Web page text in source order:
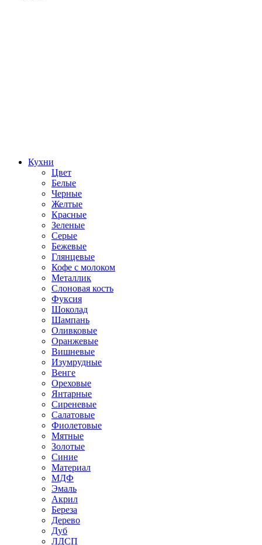
Кухни
Цвет
Белые
Черные
Желтые
Красные
Зеленые
Серые
Бежевые
Глянцевые
Кофе с молоком
Металлик
Слоновая кость
Фуксия
Шоколад
Шампань
Оливковые
Оранжевые
Вишневые
Изумрудные
Венге
Ореховые
Янтарные
Сиреневые
Салатовые
Фиолетовые
Мятные
Золотые
Синие
Материал
МДФ
Эмаль
Акрил
Береза
Дерево
Дуб
ЛДСП